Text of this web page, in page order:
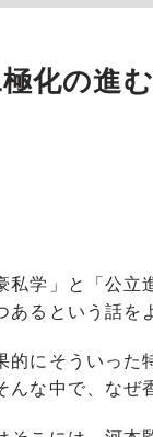
化の進
私学」と「公
あるという話を
にそういった
んな中で、なぜ